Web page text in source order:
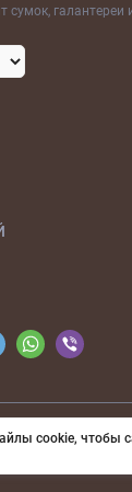
галантереи
bags-ua.com Все
cookie, чтобы